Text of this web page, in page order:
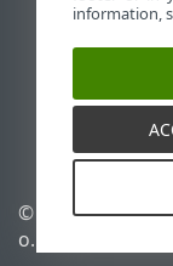
End of Life
Zbirka
Forum
ESET Status
Podpora v
© 1992 - 2025
o. – Vse pravice
information,